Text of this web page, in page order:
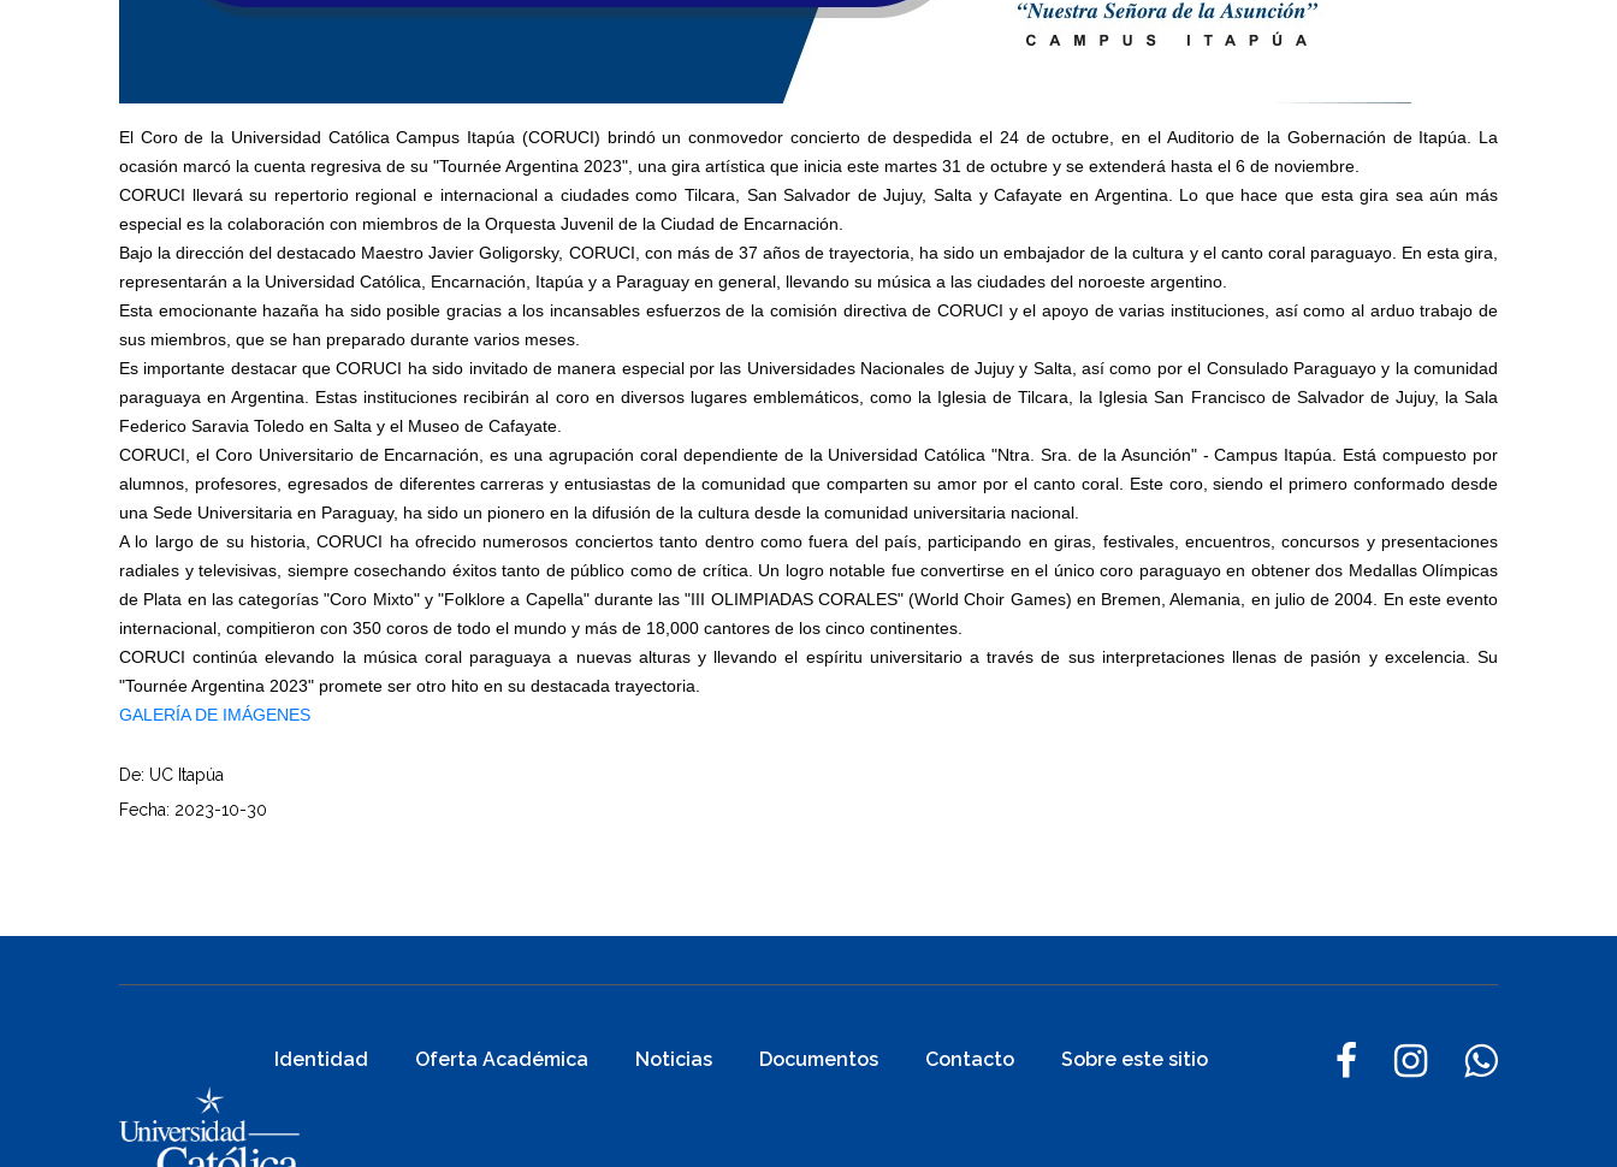
El Coro de la Universidad Católica Campus Itapúa (CORUCI) brindó un conmovedor concierto de despedida el 24 de octubre, en el Auditorio de la Gobernación de Itapúa. La
ocasión marcó la cuenta regresiva de su "Tournée Argentina 2023", una gira artística que inicia este martes 31 de octubre y se extenderá hasta el 6 de noviembre.
CORUCI llevará su repertorio regional e internacional a ciudades como Tilcara, San Salvador de Jujuy, Salta y Cafayate en Argentina. Lo que hace que esta gira sea aún más
especial es la colaboración con miembros de la Orquesta Juvenil de la Ciudad de Encarnación.
Bajo la dirección del destacado Maestro Javier Goligorsky, CORUCI, con más de 37 años de trayectoria, ha sido un embajador de la cultura y el canto coral paraguayo. En esta gira,
representarán a la Universidad Católica, Encarnación, Itapúa y a Paraguay en general, llevando su música a las ciudades del noroeste argentino.
Esta emocionante hazaña ha sido posible gracias a los incansables esfuerzos de la comisión directiva de CORUCI y el apoyo de varias instituciones, así como al arduo trabajo de
sus miembros, que se han preparado durante varios meses.
Es importante destacar que CORUCI ha sido invitado de manera especial por las Universidades Nacionales de Jujuy y Salta, así como por el Consulado Paraguayo y la comunidad
paraguaya en Argentina. Estas instituciones recibirán al coro en diversos lugares emblemáticos, como la Iglesia de Tilcara, la Iglesia San Francisco de Salvador de Jujuy, la Sala
Federico Saravia Toledo en Salta y el Museo de Cafayate.
CORUCI, el Coro Universitario de Encarnación, es una agrupación coral dependiente de la Universidad Católica "Ntra. Sra. de la Asunción" - Campus Itapúa. Está compuesto por
alumnos, profesores, egresados de diferentes carreras y entusiastas de la comunidad que comparten su amor por el canto coral. Este coro, siendo el primero conformado desde
una Sede Universitaria en Paraguay, ha sido un pionero en la difusión de la cultura desde la comunidad universitaria nacional.
A lo largo de su historia, CORUCI ha ofrecido numerosos conciertos tanto dentro como fuera del país, participando en giras, festivales, encuentros, concursos y presentaciones
radiales y televisivas, siempre cosechando éxitos tanto de público como de crítica. Un logro notable fue convertirse en el único coro paraguayo en obtener dos Medallas Olímpicas
de Plata en las categorías "Coro Mixto" y "Folklore a Capella" durante las "III OLIMPIADAS CORALES" (World Choir Games) en Bremen, Alemania, en julio de 2004. En este evento
internacional, compitieron con 350 coros de todo el mundo y más de 18,000 cantores de los cinco continentes.
CORUCI continúa elevando la música coral paraguaya a nuevas alturas y llevando el espíritu universitario a través de sus interpretaciones llenas de pasión y excelencia. Su
"Tournée Argentina 2023" promete ser otro hito en su destacada trayectoria.
GALERÍA DE IMÁGENES
De: UC Itapúa
Fecha: 2023-10-30
Identidad Oferta Académica Noticias Documentos Contacto Sobre este sitio